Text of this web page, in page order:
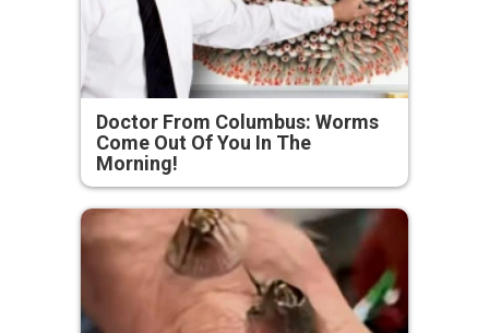
Doctor From Columbus: Worms
Come Out Of You In The
Morning!